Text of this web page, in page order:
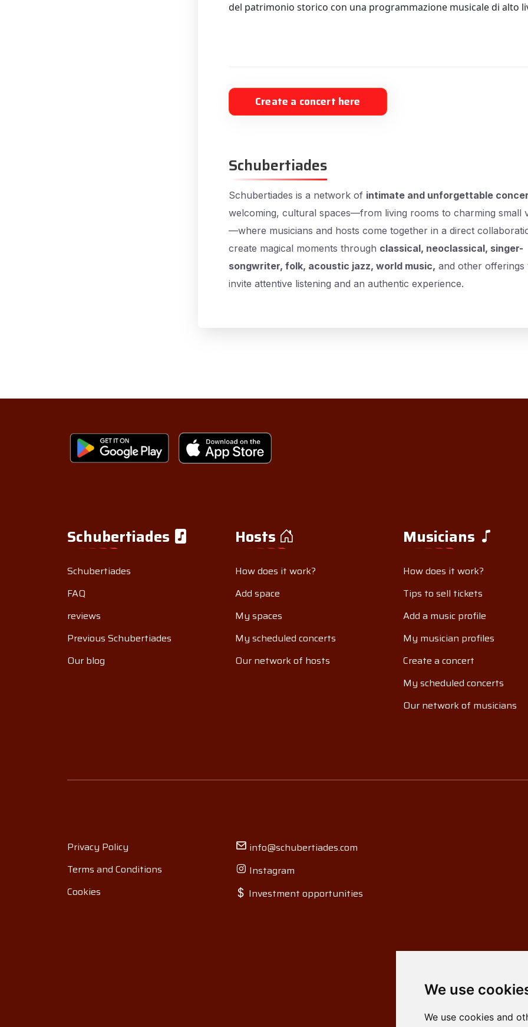
We use
We use cookies and
del patrimonio storico con una programmazione musicale di alto
Create a concert here
Schubertiades
Schubertiades is a network of intimate and unforgettable
welcoming, cultural spaces—from living rooms to charming small
—where musicians and hosts come together in a direct
create magical moments through classical, neoclassical, singer-
songwriter, folk, acoustic jazz, world music, and other offerings
invite attentive listening and an authentic experience.
Schubertiades
Schubertiades
FAQ
reviews
Previous Schubertiades
Our blog
Hosts
How does it work?
Add space
My spaces
My scheduled concerts
Our network of hosts
Musicians
How does it work?
Tips to sell tickets
Add a music profile
My musician profiles
Create a concert
My scheduled concerts
Our network of musicians
Privacy Policy
Terms and Conditions
Cookies
info@schubertiades.com
Instagram
Investment opportunities